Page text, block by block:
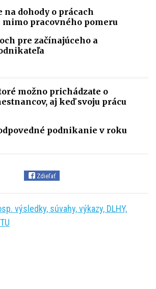
na dohody o prácach
pracovného pomeru
pre začínajúceho a
možno prichádzate o
aj keď svoju prácu
podnikanie v roku
Zdieľať
výsledky, súvahy, výkazy, DLHY,